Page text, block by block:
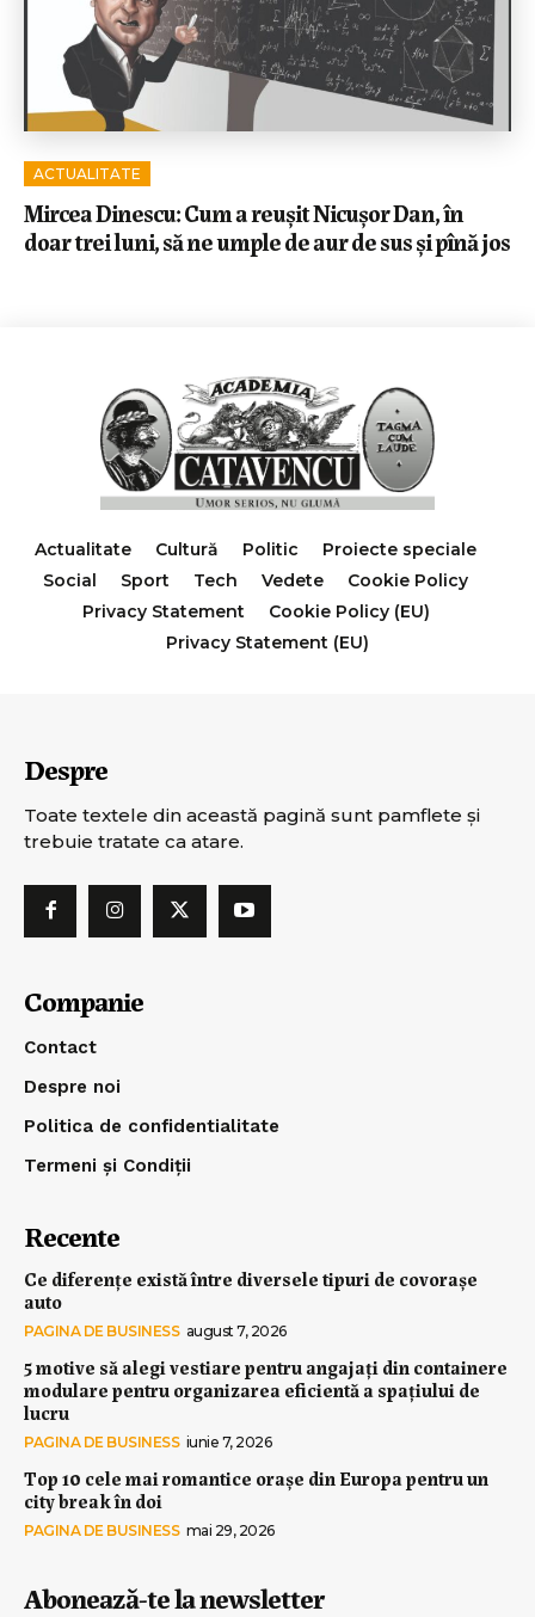
ACTUALITATE
Mircea Dinescu: Cum a reușit Nicușor Dan, în
doar trei luni, să ne umple de aur de sus și pînă jos
Actualitate Cultură Politic
Proiecte speciale
Social
Sport Tech Vedete
Cookie Policy
Privacy Statement
Cookie Policy (EU)
Privacy Statement (EU)
Despre
Toate textele din această pagină sunt pamflete şi
trebuie tratate ca atare.
Companie
Contact
Despre noi
Politica de confidentialitate
Termeni și Condiții
Recente
Ce diferențe există între diversele tipuri de covorașe
auto
PAGINA DE BUSINESS august 7, 2026
5 motive să alegi vestiare pentru angajați din containere
modulare pentru organizarea eficientă a spațiului de
lucru
PAGINA DE BUSINESS iunie 7, 2026
Top 10 cele mai romantice orașe din Europa pentru un
city break în doi
PAGINA DE BUSINESS mai 29, 2026
Abonează-te la newsletter